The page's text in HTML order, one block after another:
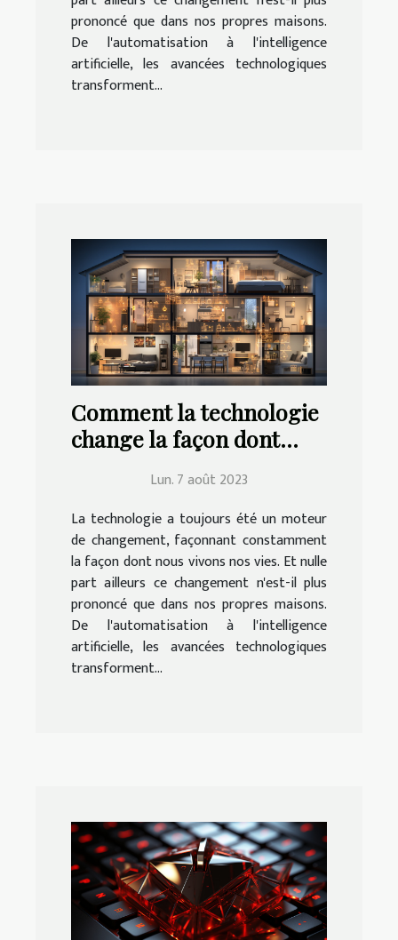
prononcé que dans nos propres maisons.
De l'automatisation à l'intelligence
artificielle, les avancées technologiques
transforment...
Comment la technologie
change la façon dont
Lun. 7 août 2023
La technologie a toujours été un moteur
de changement, façonnant constamment
la façon dont nous vivons nos vies. Et nulle
part ailleurs ce changement n'est-il plus
prononcé que dans nos propres maisons.
De l'automatisation à l'intelligence
artificielle, les avancées technologiques
transforment...